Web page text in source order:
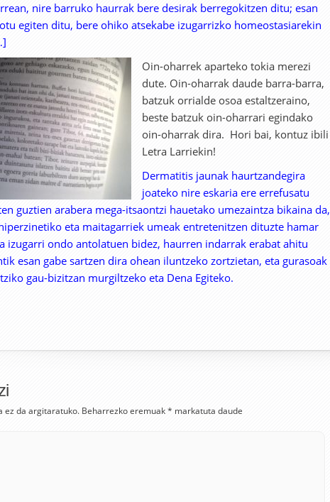
nire barruko haurrak bere desirak berregokitzen ditu; esan
egiten ditu, bere ohiko atsekabe izugarrizko homeostasiarekin
Oin-oharrek aparteko tokia merezi
dute. Oin-oharrak daude barra-barra,
batzuk orrialde osoa estaltzeraino,
beste batzuk oin-oharrari egindako
oin-oharrak dira. Hori bai, kontuz ibili
Letra Larriekin!
Dermatitis jaunak haurtzandegira
joateko nire eskaria ere errefusatu
guztien arabera mega-itsaontzi hauetako umezaintza bikaina da,
eta maitagarriek umeak entretenitzen dituzte hamar
izugarri ondo antolatuen bidez, haurren indarrak erabat ahitu
esan gabe sartzen dira ohean iluntzeko zortzietan, eta gurasoak
gau-bizitzan murgiltzeko eta Dena Egiteko.
ez da argitaratuko. Beharrezko eremuak* markatuta daude